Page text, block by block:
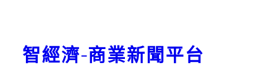
智經濟-商業新聞平台